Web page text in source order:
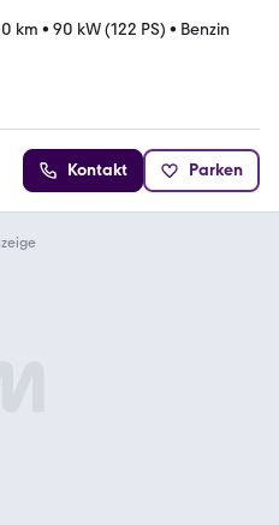
km • 90 kW (122 PS) • Benzin
Kontakt Parken